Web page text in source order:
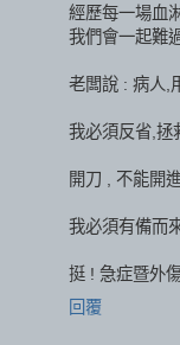
經歷每一場血
我們會一起難
老闆說 : 病人,
我必須反省,拯
開刀 , 不能開
我必須有備而
挺 ! 急症暨外
回覆